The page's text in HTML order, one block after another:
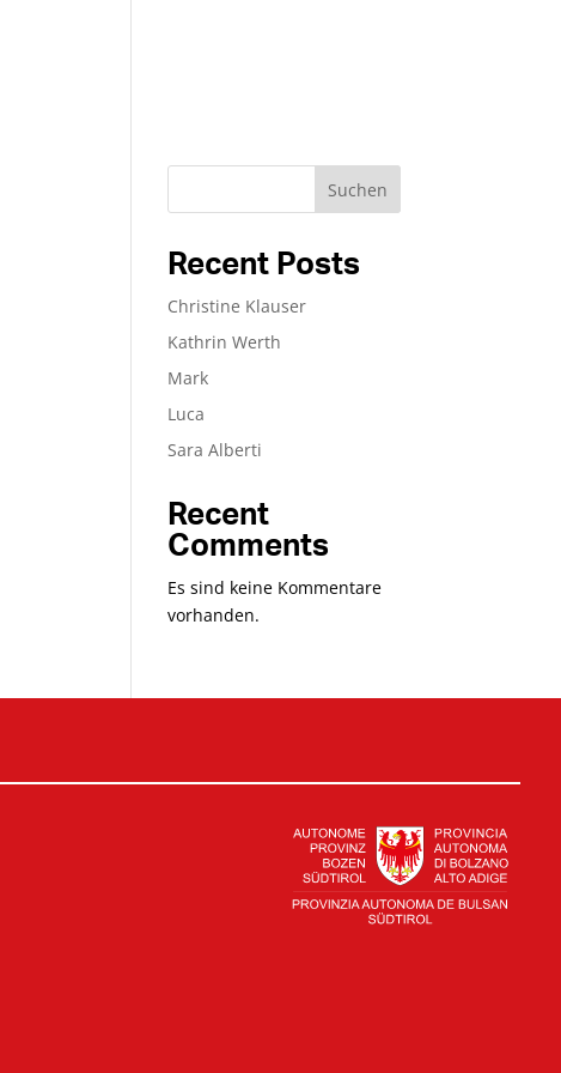
Suchen
Recent Posts
Christine Klauser
Kathrin Werth
Mark
Luca
Sara Alberti
Recent
Comments
Es sind keine Kommentare
vorhanden.